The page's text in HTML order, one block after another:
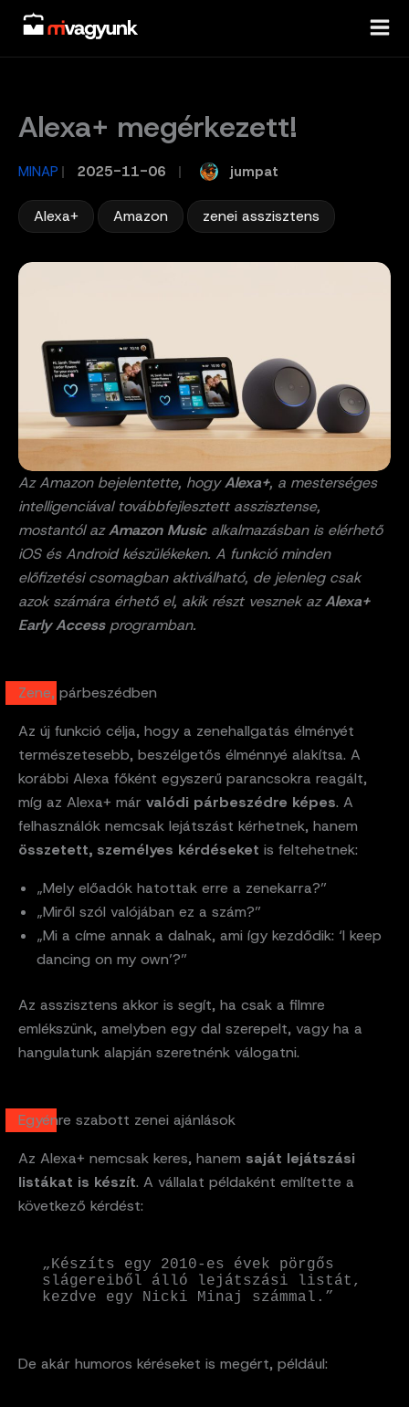
Skip
content
Alexa+ megérkezett!
MINAP / 2025-11-06 jumpat
Alexa+ Amazon zenei asszisztens
Az Amazon bejelentette, hogyAlexa+, a mesterséges
intelligenciával továbbfejlesztett asszisztense,
mostantól azAmazon Musicalkalmazásban is elérhető
iOS és Android készülékeken. A funkció minden
előfizetési csomagban aktiválható, de jelenleg csak
azok számára érhető el, akik részt vesznek azAlexa+
Early Accessprogramban.
Zene, párbeszédben
Az új funkció célja, hogy a zenehallgatás élményét
természetesebb, beszélgetős élménnyé alakítsa. A
korábbi Alexa főként egyszerű parancsokra reagált,
míg az Alexa+ már valódi párbeszédre képes. A
felhasználók nemcsak lejátszást kérhetnek, hanem
összetett, személyes kérdéseket is feltehetnek:
„Mely előadók hatottak erre a zenekarra?”
„Miről szól valójában ez a szám?”
„Mi a címe annak a dalnak, ami így kezdődik: ‘I keep
dancing on my own’?”
Az asszisztens akkor is segít, ha csak a filmre
emlékszünk, amelyben egy dal szerepelt, vagy ha a
hangulatunk alapján szeretnénk válogatni.
Egyénre szabott zenei ajánlások
Az Alexa+ nemcsak keres, hanem saját lejátszási
listákat is készít. A vállalat példaként említette a
következő kérdést:
„Készíts egy 2010-es évek pörgős
slágereiből álló lejátszási listát,
kezdve egy Nicki Minaj számmal.”
De akár humoros kéréseket is megért, például: